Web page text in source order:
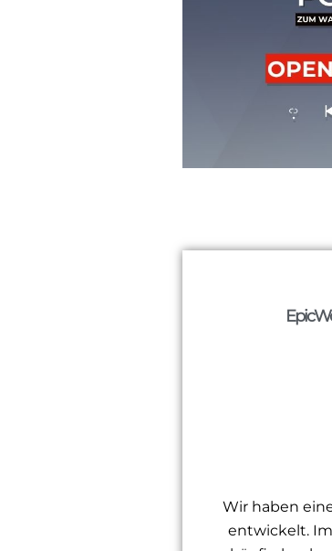
Wir haben
entwickelt.